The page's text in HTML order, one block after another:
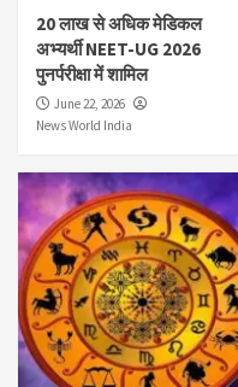
20 लाख से अधिक मेडिकल
अभ्यर्थी NEET-UG 2026
पुनर्परीक्षा में शामिल
June 22, 2026
News World India